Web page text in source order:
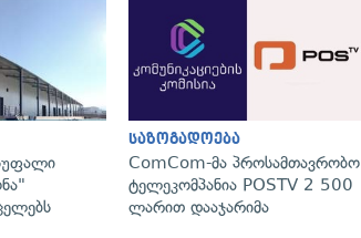
საზოგადოება
ComCom-მა პროსამთავრობო
ტელეკომპანია POSTV 2 500
ლარით დააჯარიმა